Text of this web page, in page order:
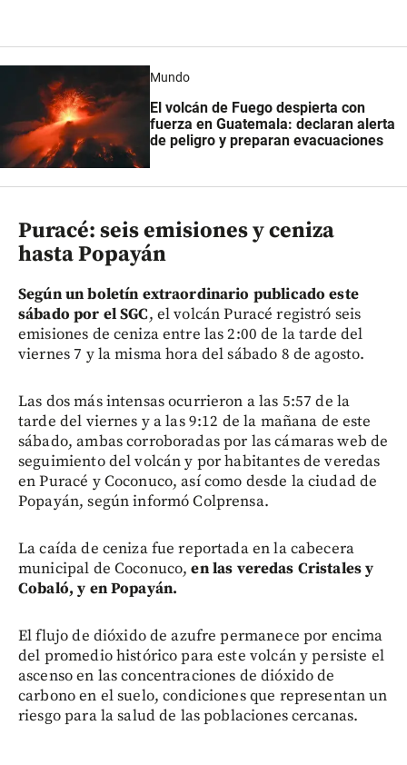
Mundo
El volcán de Fuego despierta con
fuerza en Guatemala: declaran alerta
de peligro y preparan evacuaciones
Puracé: seis emisiones y ceniza
hasta Popayán
Según un boletín extraordinario publicado este
sábado por el SGC, el volcán Puracé registró seis
emisiones de ceniza entre las 2:00 de la tarde del
viernes 7 y la misma hora del sábado 8 de agosto.
Las dos más intensas ocurrieron a las 5:57 de la
tarde del viernes y a las 9:12 de la mañana de este
sábado, ambas corroboradas por las cámaras web de
seguimiento del volcán y por habitantes de veredas
en Puracé y Coconuco, así como desde la ciudad de
Popayán, según informó Colprensa.
La caída de ceniza fue reportada en la cabecera
municipal de Coconuco,en las veredas Cristales y
Cobaló, y en Popayán.
El flujo de dióxido de azufre permanece por encima
del promedio histórico para este volcán y persiste el
ascenso en las concentraciones de dióxido de
carbono en el suelo, condiciones que representan un
riesgo para la salud de las poblaciones cercanas.